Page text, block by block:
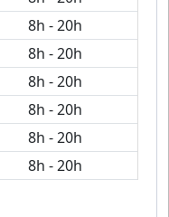
8h - 20h
8h - 20h
8h - 20h
8h - 20h
8h - 20h
8h - 20h